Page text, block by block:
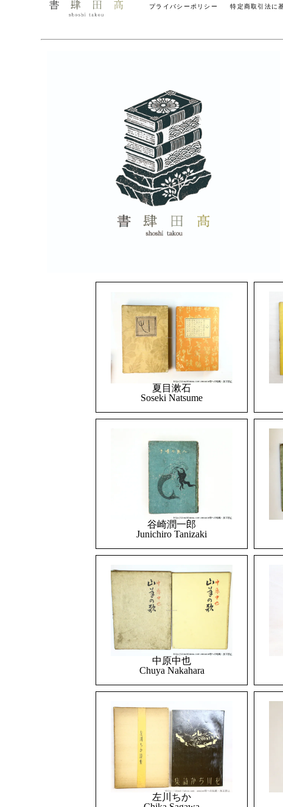
プライバシーポリシー 特定商取引法に
夏目漱石
Soseki Natsume
谷崎潤一郎
Junichiro Tanizaki
中原中也
Chuya Nakahara
左川ちか